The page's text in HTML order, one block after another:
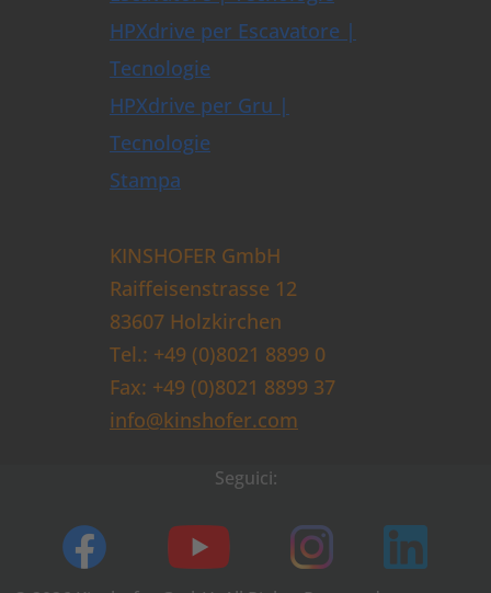
HPXdrive per Escavatore |
Tecnologie
HPXdrive per Gru |
Tecnologie
Stampa
KINSHOFER GmbH
Raiffeisenstrasse 12
83607 Holzkirchen
Tel.: +49 (0)8021 8899 0
Fax: +49 (0)8021 8899 37
info@kinshofer.com
Seguici: